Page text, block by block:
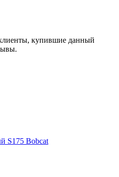
купившие данный
S175 Bobcat